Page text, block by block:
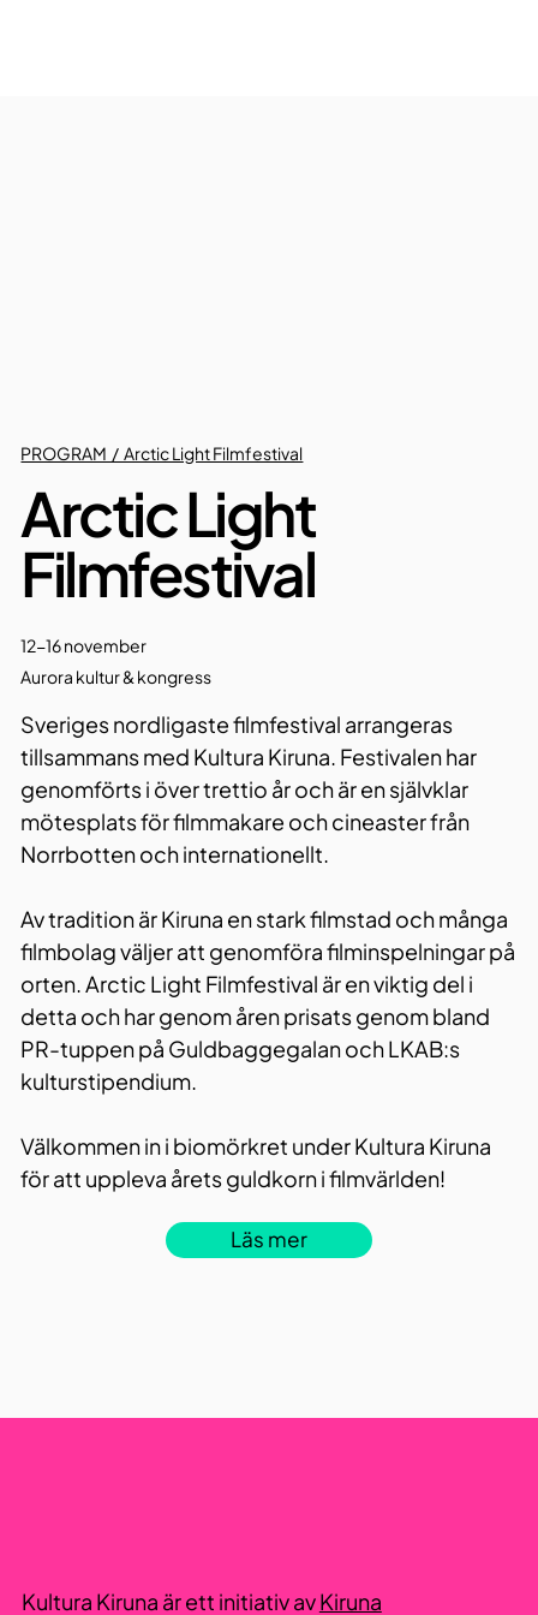
PROGRAM / Arctic Light Filmfestival
Arctic Light
Filmfestival
12-16 november
Aurora kultur & kongress
Sveriges nordligaste filmfestival arrangeras
tillsammans med Kultura Kiruna. Festivalen har
genomförts i över trettio år och är en självklar
mötesplats för filmmakare och cineaster från
Norrbotten och internationellt.
Av tradition är Kiruna en stark filmstad och många
filmbolag väljer att genomföra filminspelningar på
orten. Arctic Light Filmfestival är en viktig del i
detta och har genom åren prisats genom bland
PR-tuppen på Guldbaggegalan och LKAB:s
kulturstipendium.
Välkommen in i biomörkret under Kultura Kiruna
för att uppleva årets guldkorn i filmvärlden!
Läs mer
Kultura Kiruna är ett initiativ avKiruna